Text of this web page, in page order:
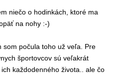
niečo o hodinkách, ktoré ma
na nohy :-)
som počula toho už veľa. Pre
športovcov sú veľakrát
každodenného života.. ale čo